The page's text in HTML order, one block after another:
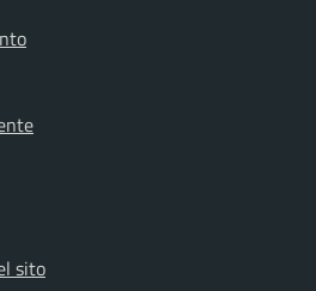
sito